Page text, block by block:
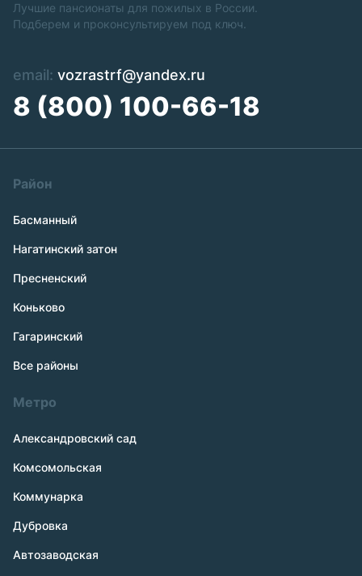
Лучшие пансионаты для пожилых в России.
Подберем и проконсультируем под ключ.
email: vozrastrf@yandex.ru
8 (800) 100-66-18
Район
Басманный
Нагатинский затон
Пресненский
Коньково
Гагаринский
Все районы
Метро
Александровский сад
Комсомольская
Коммунарка
Дубровка
Автозаводская